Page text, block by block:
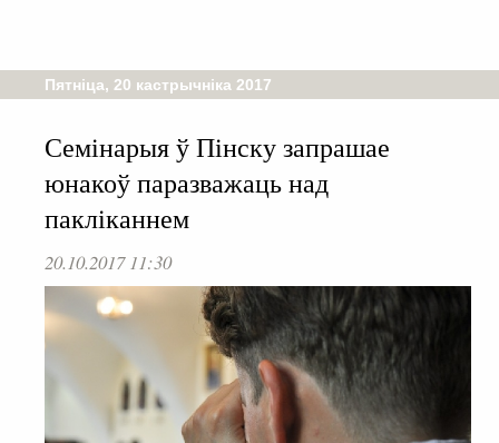
Пятніца, 20 кастрычніка 2017
Семінарыя ў Пінску запрашае
юнакоў паразважаць над
пакліканнем
20.10.2017 11:30